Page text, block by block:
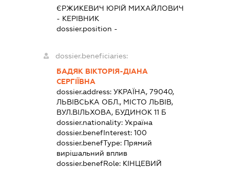
ЄРЖИКЕВИЧ ЮРІЙ МИХАЙЛОВИЧ
- КЕРІВНИК
dossier.position -
dossier.beneficiaries:
БАДЯК ВІКТОРІЯ-ДІАНА
СЕРГІЇВНА
dossier.address:УКРАЇНА, 79040,
ЛЬВІВСЬКА ОБЛ., МІСТО ЛЬВІВ,
ВУЛ.ВІЛЬХОВА, БУДИНОК 11 Б
dossier.nationality:Україна
dossier.benefInterest:100
dossier.benefType: Прямий
вирішальний вплив
dossier.benefRole: КІНЦЕВИЙ